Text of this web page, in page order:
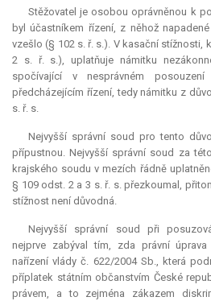
Stěžovatel je osobou oprávněnou k
byl účastníkem řízení, z něhož
vzešlo (§ 102 s. ř. s.). V kasační stížnosti,
2 s. ř. s.), uplatňuje námitku
spočívající v nesprávném
předcházejícím řízení, tedy námitku z
s. ř. s.
Nejvyšší správní soud pro tento
přípustnou. Nejvyšší správní soud za
krajského soudu v mezích řádně
§ 109 odst. 2 a 3 s. ř. s. přezkoumal,
stížnost není důvodná.
Nejvyšší správní soud při
nejprve zabýval tím, zda právní
nařízení vlády č. 622/2004 Sb., která
příplatek státním občanstvím České
právem, a to zejména zákazem